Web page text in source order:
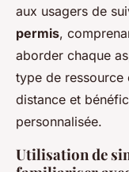
aux usagers de
permis,
aborder chaque
type de ressource
distance et
personnalisée.
Utilisation de